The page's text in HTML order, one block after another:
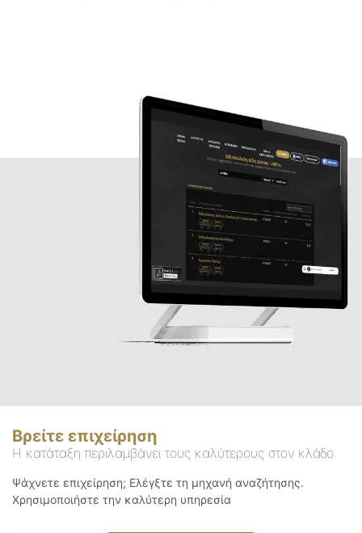
Βρείτε επιχείρηση
Η κατάταξη περιλαμβάνει τους καλύτερους στον κλάδο
Ψάχνετε επιχείρηση; Ελέγξτε τη μηχανή αναζήτησης.
Χρησιμοποιήστε την καλύτερη υπηρεσία